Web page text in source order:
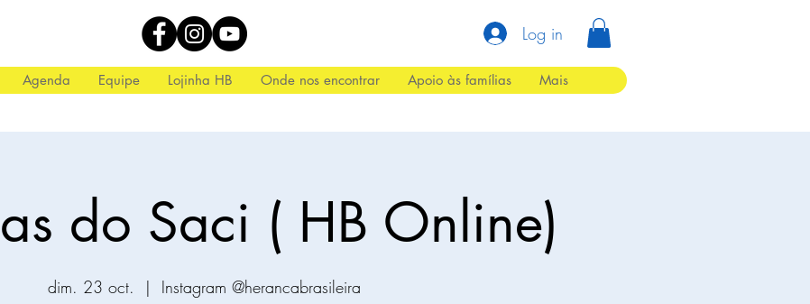
Log in
Agenda Equipe Lojinha HB Onde nos encontrar Apoio às famílias Mais
do Saci ( HB Online)
dim. 23 oct.
  |
Instagram @herancabrasileira